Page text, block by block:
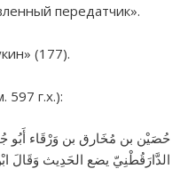
передатчик».
(177).
597 г.х.):
حُصَيْن بن مُخَارق بن وَرْقَاء أَبُو
الدَّارَقُطْنِيّ يضع الحَدِيث وَقَالَ